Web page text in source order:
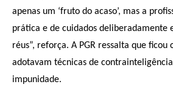
apenas um ‘fruto do acaso’, mas a
prática e de cuidados deliberadamente
réus”, reforça. A PGR ressalta que ficou
adotavam técnicas de
impunidade.